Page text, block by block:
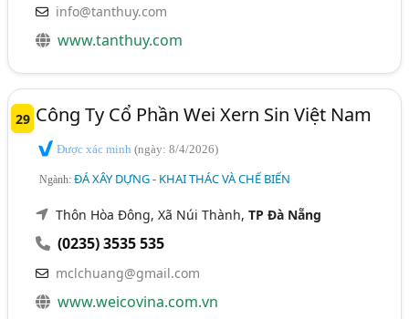
info@tanthuy.com
www.tanthuy.com
29 Công Ty Cổ Phần Wei Xern Sin Việt Nam
Được xác minh(ngày: 8/4/2026)
Ngành:ĐÁ XÂY DỰNG - KHAI THÁC VÀ CHẾ BIẾN
Thôn Hòa Đông, Xã Núi Thành,TP Đà Nẵng
(0235) 3535 535
mclchuang@gmail.com
www.weicovina.com.vn